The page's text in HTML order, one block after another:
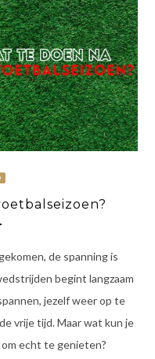
de spanning is
begint langzaam
jezelf weer op te
vrije tijd. Maar wat kun je
echt te genieten?